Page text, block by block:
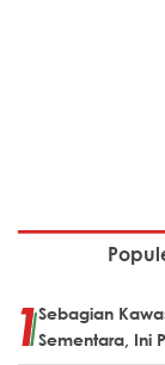
Sebagian
Sementara, Ini